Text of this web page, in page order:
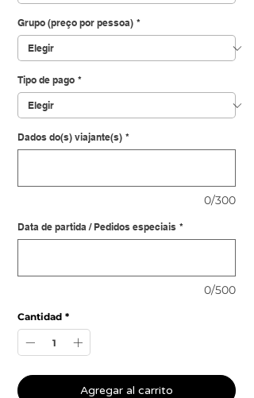
Grupo (preço por pessoa) *
Tipo de pago *
Dados do(s) viajante(s) *
0/300
Data de partida / Pedidos especiais *
0/500
Cantidad *
Agregar al carrito